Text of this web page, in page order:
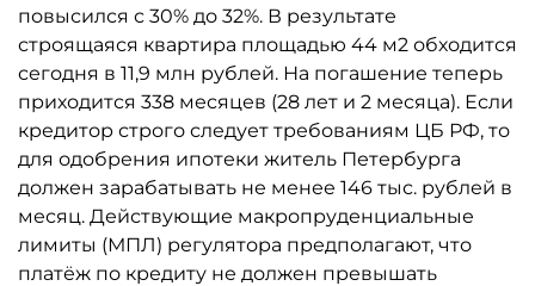
повысился с 30% до 32%. В результате
строящаяся квартира площадью 44 м2 обходится
сегодня в 11,9 млн рублей. На погашение теперь
приходится 338 месяцев (28 лет и 2 месяца). Если
кредитор строго следует требованиям ЦБ РФ, то
для одобрения ипотеки житель Петербурга
должен зарабатывать не менее 146 тыс. рублей в
месяц. Действующие макропруденциальные
лимиты (МПЛ) регулятора предполагают, что
платёж по кредиту не должен превышать